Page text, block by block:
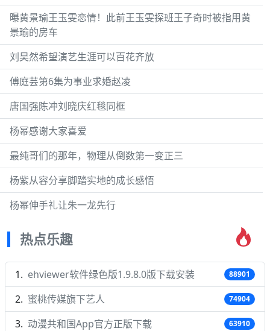
曝黄景瑜王玉雯恋情！此前王玉雯探班王子奇时被指用黄
景瑜的房车
刘昊然希望演艺生涯可以百花齐放
傅庭芸第6集为事业求婚赵凌
唐国强陈冲刘晓庆红毯同框
杨幂感谢大家喜爱
最纯哥们的那年，物理从倒数第一变正三
杨紫从容分享脚踏实地的成长感悟
杨幂伸手礼让朱一龙先行
热点乐趣
ehviewer软件绿色版1.9.8.0版下载安装 88901
蜜桃传媒旗下艺人 74904
动漫共和国App官方正版下载 63910